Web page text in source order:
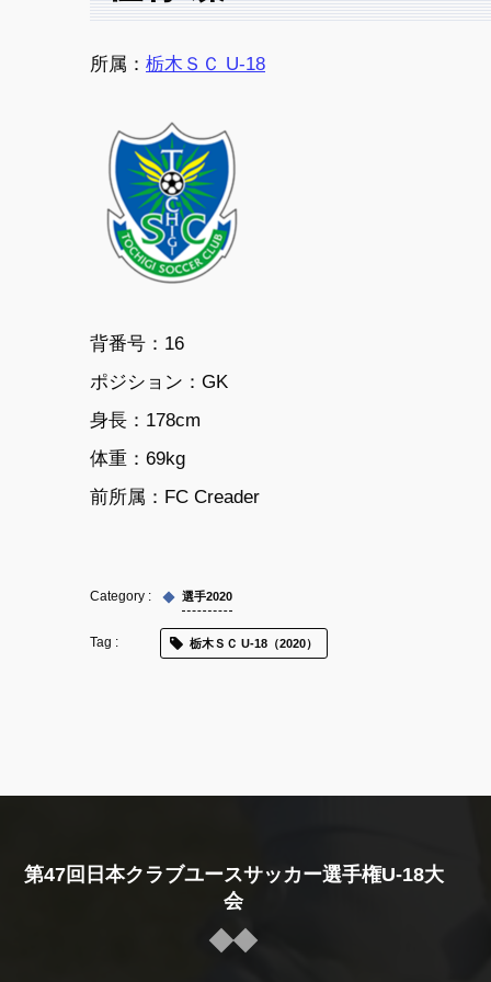
所属： 栃木ＳＣ U-18
背番号：16
ポジション：GK
身長：178cm
体重：69kg
前所属：FC Creader
選手2020
栃木ＳＣ U-18（2020）
第47回日本クラブユースサッカー選手権U-18大
会